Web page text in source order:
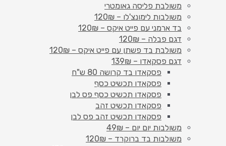
משולבת פליסה גאומטרי
משולבות לימונצ'לו – 120₪
בד ארמני עם פייט איקס – 120₪
דגם פבלה – 120₪
משולבת בד פשתן עם פייט איקס – 120₪
דגם פסקאדו – 139₪
פסקאדו בד קרושה 80 ש"ח
פסקאדו תכשיט כסף
פסקאדו תכשיט כסף פס לבן
פסקאדו תכשיט זהב
פסקאדו תכשיט זהב פס לבן
משולבות יום יום – 49₪
משולבות בד ברוקרד – 120₪